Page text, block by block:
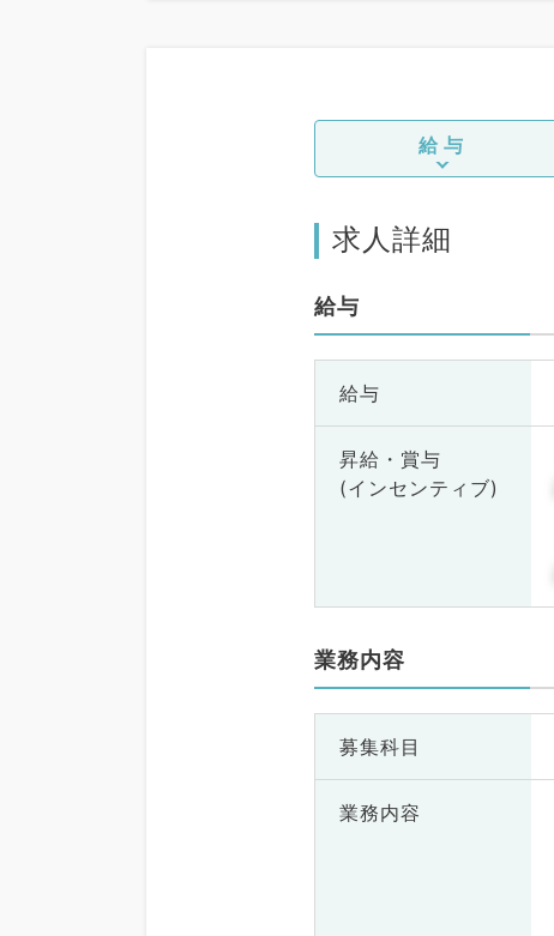
給与
求人詳細
給与
給与
昇給・賞与
(インセンティブ)
業務内容
募集科目
業務内容